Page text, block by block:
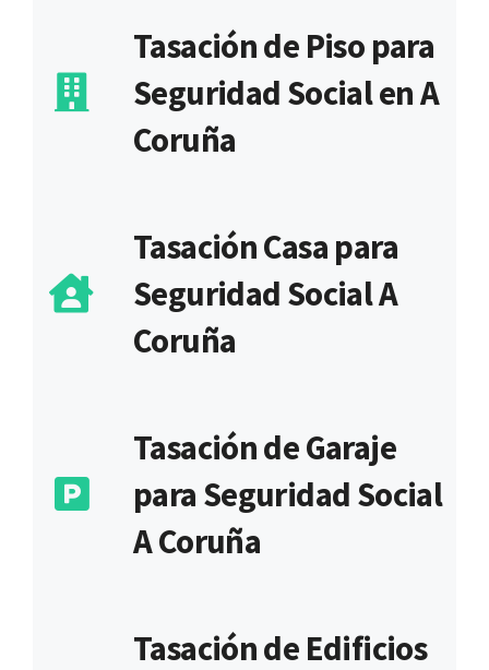
Tasación de Piso para
Seguridad Social en A
Coruña
Tasación Casa para
Seguridad Social A
Coruña
Tasación de Garaje
para Seguridad Social
A Coruña
Tasación de Edificios